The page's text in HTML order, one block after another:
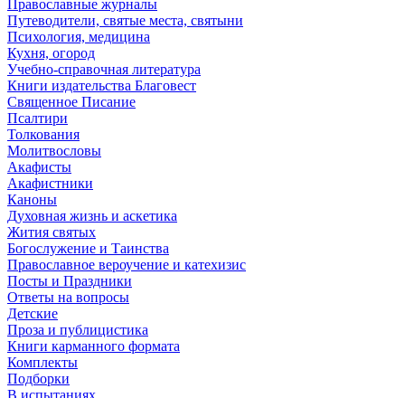
Православные журналы
Путеводители, святые места, святыни
Психология, медицина
Кухня, огород
Учебно-справочная литература
Книги издательства Благовест
Священное Писание
Псалтири
Толкования
Молитвословы
Акафисты
Акафистники
Каноны
Духовная жизнь и аскетика
Жития святых
Богослужение и Таинства
Православное вероучение и катехизис
Посты и Праздники
Ответы на вопросы
Детские
Проза и публицистика
Книги карманного формата
Комплекты
Подборки
В испытаниях